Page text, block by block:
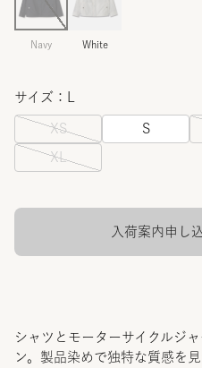
Navy White
サイズ：L
XS S
XL
入荷案内申し
シャツとモーターサイクルジ
ン。製品染めで独特な質感を